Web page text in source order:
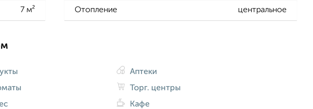
7 м² Отопление центральное
Аптеки
Торг. центры
Кафе